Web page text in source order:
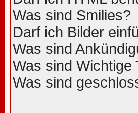
Was sind Smilies?
Darf ich Bilder
Was sind
Was sind Wichtige
Was sind